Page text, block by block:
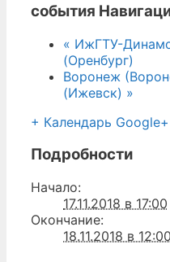
события
« ИжГТУ-
(Оренбург)
Воронеж
(Ижевск) »
+ Календарь Google
Подробности
Начало:
17.11.2018 в 17:00
Окончание:
18.11.2018 в 12:00